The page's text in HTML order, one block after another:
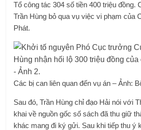
Tổ công tác 304 số tiền 400 triệu đồng.
Trần Hùng bỏ qua vụ việc vi phạm của
Phát.
Các bị can liên quan đến vụ án – Ảnh:
Sau đó, Trần Hùng chỉ đạo Hải nói với
khai về nguồn gốc số sách đã thu giữ
khác mang đi ký gửi. Sau khi tiếp thu ý